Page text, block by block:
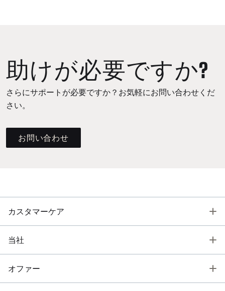
助けが必要ですか?
さらにサポートが必要ですか？お気軽にお問い合わせくだ
さい。
お問い合わせ
カスタマーケア
当社
オファー